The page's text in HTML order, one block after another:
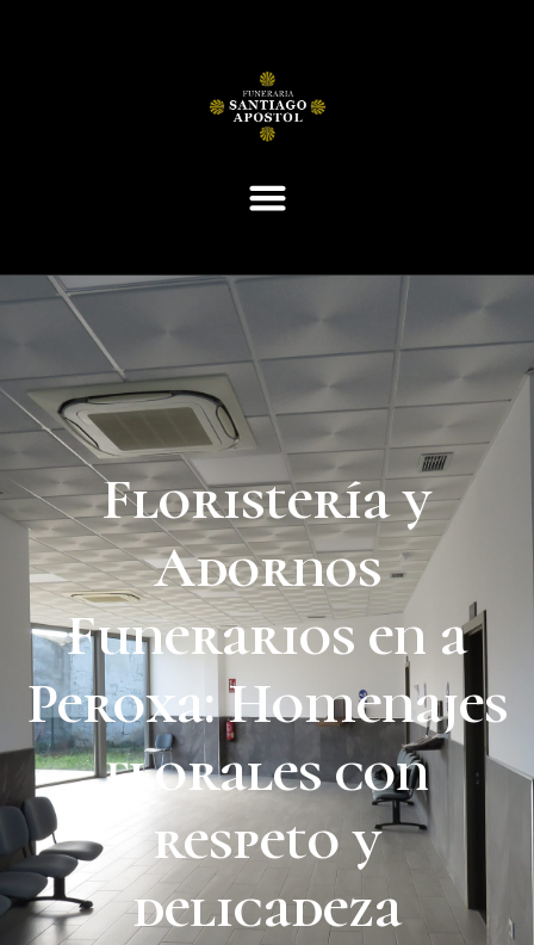
Floristería y
Adornos
Funerarios en a
Peroxa: Homenajes
florales con
respeto y
delicadeza